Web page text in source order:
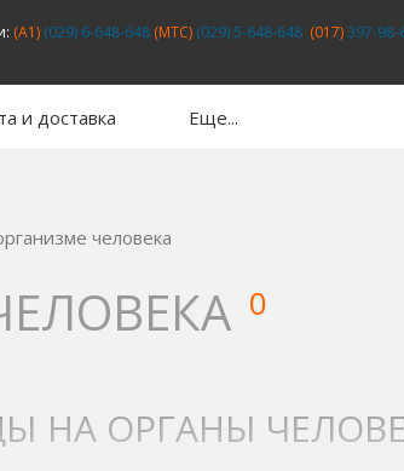
(A1)(029) 6-648-648(MTC)(029) 5-648-648 (017)397-98-
и доставка Еще...
человека
0
НА ОРГАНЫ